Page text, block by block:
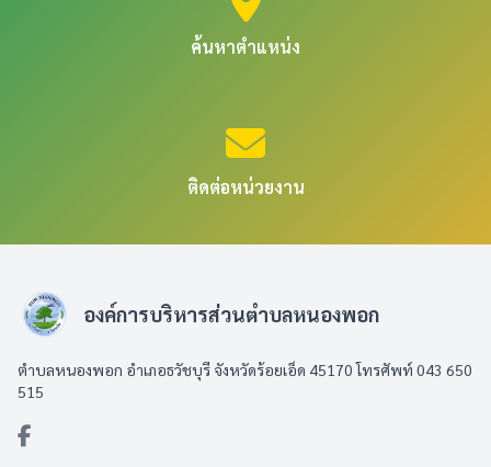
ค้นหาตำแหน่ง
ติดต่อหน่วยงาน
องค์การบริหารส่วนตำบลหนองพอก
ตำบลหนองพอก อำเภอธวัชบุรี จังหวัดร้อยเอ็ด 45170 โทรศัพท์ 043 650
515